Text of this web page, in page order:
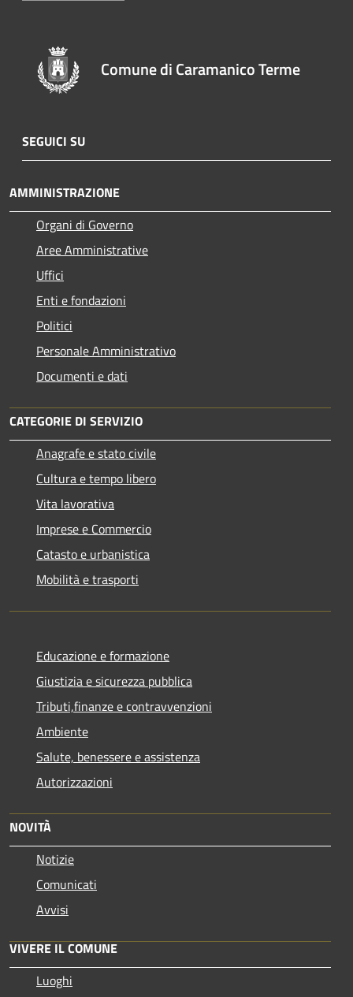
Comune di Caramanico Terme
SEGUICI SU
AMMINISTRAZIONE
Organi di Governo
Aree Amministrative
Uffici
Enti e fondazioni
Politici
Personale Amministrativo
Documenti e dati
CATEGORIE DI SERVIZIO
Anagrafe e stato civile
Cultura e tempo libero
Vita lavorativa
Imprese e Commercio
Catasto e urbanistica
Mobilità e trasporti
Educazione e formazione
Giustizia e sicurezza pubblica
Tributi,finanze e contravvenzioni
Ambiente
Salute, benessere e assistenza
Autorizzazioni
NOVITÀ
Notizie
Comunicati
Avvisi
VIVERE IL COMUNE
Luoghi